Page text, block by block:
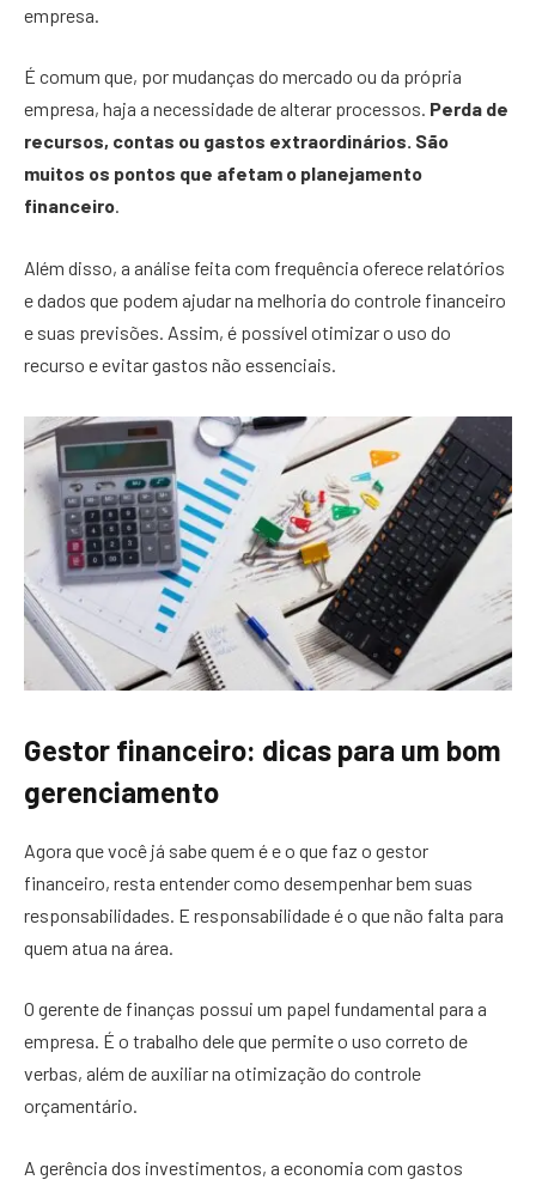
empresa.
É comum que, por mudanças do mercado ou da própria
empresa, haja a necessidade de alterar processos. Perda de
recursos, contas ou gastos extraordinários. São
muitos os pontos que afetam o planejamento
financeiro.
Além disso, a análise feita com frequência oferece relatórios
e dados que podem ajudar na melhoria do controle financeiro
e suas previsões. Assim, é possível otimizar o uso do
recurso e evitar gastos não essenciais.
Gestor financeiro: dicas para um bom
gerenciamento
Agora que você já sabe quem é e o que faz o gestor
financeiro, resta entender como desempenhar bem suas
responsabilidades. E responsabilidade é o que não falta para
quem atua na área.
O gerente de finanças possui um papel fundamental para a
empresa. É o trabalho dele que permite o uso correto de
verbas, além de auxiliar na otimização do controle
orçamentário.
A gerência dos investimentos, a economia com gastos